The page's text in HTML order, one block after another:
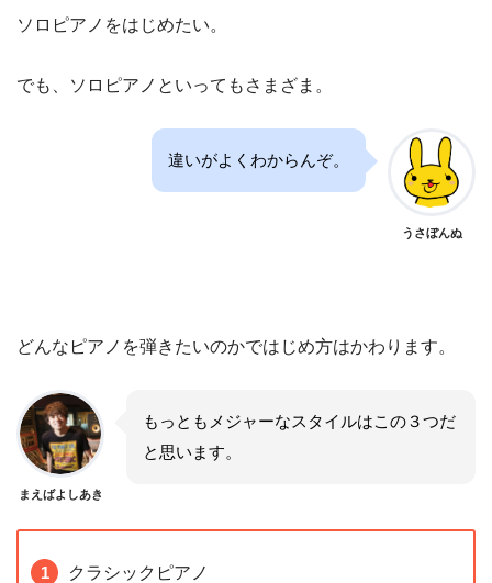
ソロピアノをはじめたい。
でも、ソロピアノといってもさまざま。
違いがよくわからんぞ。
うさぼんぬ
どんなピアノを弾きたいのかではじめ方はかわります。
まえばよしあき
もっともメジャーなスタイルはこの３つだ
と思います。
クラシックピアノ